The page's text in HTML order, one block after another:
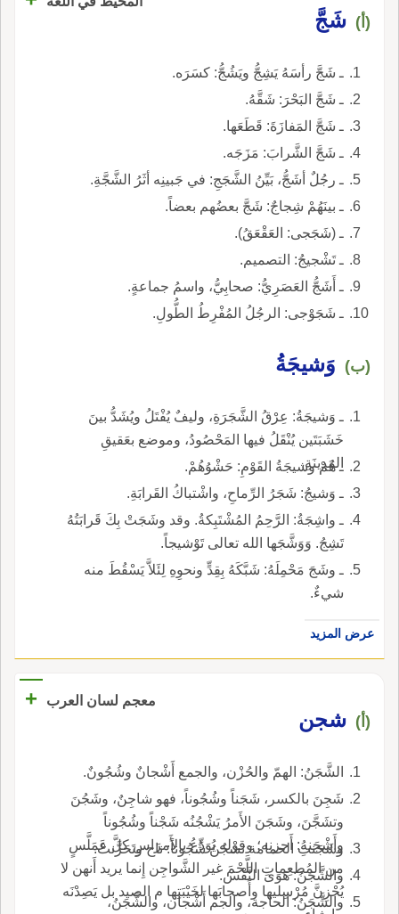
(أ) شَجَّ
ـ شَجَّ رأسَهُ يَشِجُّ ويَشُجُّ: كسَرَه.
ـ شَجَّ البَحْرَ: شَقَّهُ.
ـ شَجَّ المَفازَةَ: قَطَعَها.
ـ شَجَّ الشَّرابَ: مَزَجَه.
ـ رجُلٌ أشَجُّ، بَيِّنُ الشَّجَجِ: في جَبينِه أثَرُ الشَّجَّةِ.
ـ بينَهُمْ شِجاجٌ: شَجَّ بعضُهم بعضاً.
ـ (شَجَجى: العَقْعَقُ).
ـ تَشْجيجُ: التصميم.
ـ أَشَجُّ العَصَرِيُّ: صحابِيُّ، واسمُ جماعةٍ.
ـ شَجَوْجى: الرجُلُ المُفْرِطُ الطُّولِ.
(ب) وَشيجَةُ
ـ وَشيجَةُ: عِرْقُ الشَّجَرَةِ، وليفٌ يُفْتَلُ ويُشَدُّ بينَ
خَشَبَتَين يُنْقَلُ فيها المَحْصُودُ، وموضع بعَقيقِ
المَدينَةِ.
ـ هُمْ وشيجَةُ القَوْمِ: حَشْوُهُمْ.
ـ وَشيجُ: شَجَرُ الرِّماحِ، واشْتباكُ القَرابَةِ.
ـ واشِجَةُ: الرَّحِمُ المُشْتَبِكةُ. وقد وشَجَتْ بِكَ قَرابَتُهُ
تَشِجُ. وَوَشَّجَها الله تعالى تَوْشيجاً.
ـ وشَجَ مَحْمِلَهُ: شَبَّكَهُ بِقِدٍّ ونحوِهِ لِئَلاَّ يَسْقُطَ منه
شيءٌ.
عرض المزيد
معجم لسان العرب +
(أ) شجن
الشَّجَنُ: الهمّ والحُزْن، والجمع أَشْجانٌ وشُجُونٌ.
شَجِنَ بالكسر، شَجَناً وشُجُوناً، فهو شاجِنٌ، وشَجُنَ
وتشَجَّنَ، وشَجَنَ الأَمرُ يَشْجُنُه شَجْناً وشُجُوناً
وأَشْجَنهُ: أَحزنه؛ وقوله يُوَدِّعُ بالأَمرَاسِ كلَّ عَمَلَّسٍ
من المُطعِماتِ اللَّحْمَ غير الشَّواجِن إِنما يريد أَنهن لا
يُحْزِنَّ مُرْسِليها وأَصحابَها لخَيْبَتِها م الصيد بل يَصِدْنَه
وشَجَنتِ الحمامة تشْجُنُ شُجُوناً: ناح وتَحَزَّنتْ.
والشَّجَنُ: هَوَى النَّفْس.
والشَّجَنُ: الحاجة، والجم أَشْجان، والشَّجَنُ،